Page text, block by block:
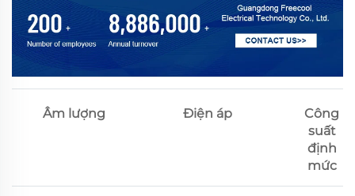
Âm lượng Điện áp
Công
suất
định
mức